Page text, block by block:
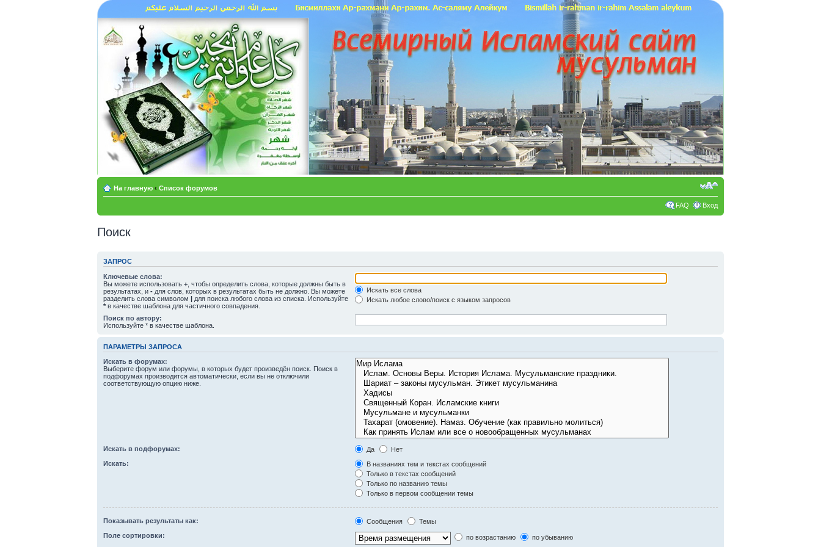
На главную ‹ Список форумов
FAQ Вход
Поиск
ЗАПРОС
Ключевые слова:
Вы можете использовать + , чтобы определить слова, которые должны быть в
результатах, и - для слов, которых в результатах быть не должно. Вы можете
разделить слова символом | для поиска любого слова из списка. Используйте
* в качестве шаблона для частичного совпадения.
Искать все слова
Искать любое слово/поиск с языком запросов
Поиск по автору:
Используйте * в качестве шаблона.
ПАРАМЕТРЫ ЗАПРОСА
Искать в форумах:
Выберите форум или форумы, в которых будет произведён поиск. Поиск в
подфорумах производится автоматически, если вы не отключили
соответствующую опцию ниже.
Искать в подфорумах: Да
Нет
Искать:
В названиях тем и текстах сообщений
Только в текстах сообщений
Только по названию темы
Только в первом сообщении темы
Показывать результаты как: Сообщения
Темы
Поле сортировки:
по возрастанию по убыванию